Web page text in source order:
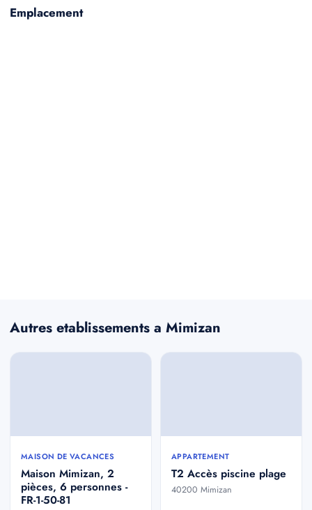
Emplacement
Autres etablissements a Mimizan
MAISON DE VACANCES
Maison Mimizan, 2
pièces, 6 personnes -
FR-1-50-81
APPARTEMENT
T2 Accès piscine plage
40200 Mimizan